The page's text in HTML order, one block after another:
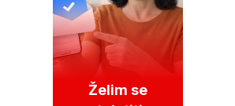
Želim se